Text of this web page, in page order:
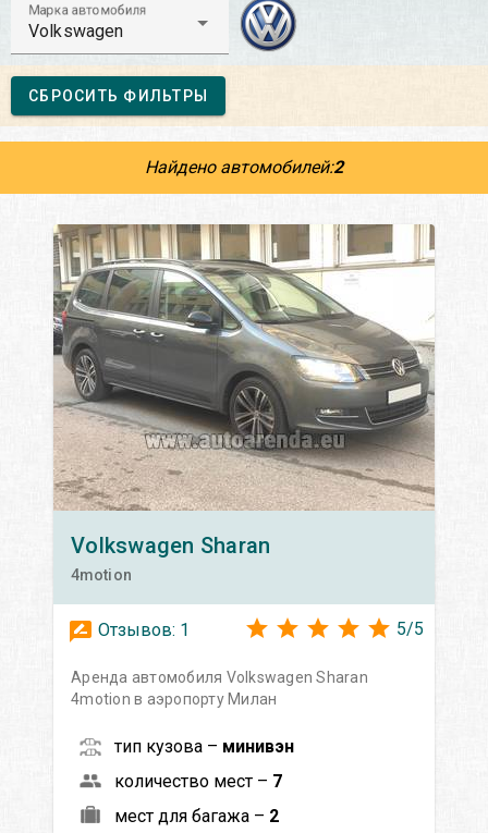
Марка автомобиля
Volkswagen
СБРОСИТЬ ФИЛЬТРЫ
Найдено автомобилей:2
Volkswagen Sharan
4motion
Отзывов: 1 5/5
Аренда автомобиля Volkswagen Sharan
4motion в аэропорту Милан
тип кузова – минивэн
количество мест – 7
мест для багажа – 2